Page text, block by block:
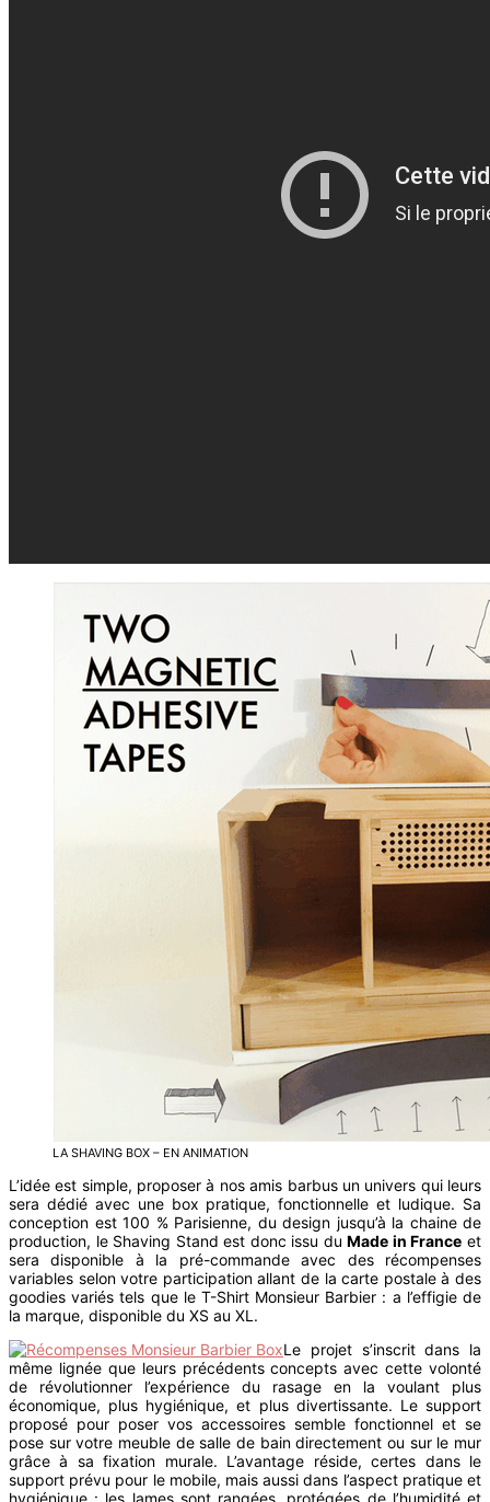
LA SHAVING BOX – EN ANIMATION
L’idée est simple, proposer à nos amis barbus un univers qui leurs
sera dédié avec une box pratique, fonctionnelle et ludique. Sa
conception est 100 % Parisienne, du design jusqu’à la chaine de
production, le Shaving Stand est donc issu duMade in France et
sera disponible à la pré-commande avec des récompenses
variables selon votre participation allant de la carte postale à des
goodies variés tels que le T-Shirt Monsieur Barbier : a l’effigie de
la marque, disponible du XS au XL.
Le projet s’inscrit dans la
même lignée que leurs précédents concepts avec cette volonté
de révolutionner l’expérience du rasage en la voulant plus
économique, plus hygiénique, et plus divertissante. Le support
proposé pour poser vos accessoires semble fonctionnel et se
pose sur votre meuble de salle de bain directement ou sur le mur
grâce à sa fixation murale. L’avantage réside, certes dans le
support prévu pour le mobile, mais aussi dans l’aspect pratique et